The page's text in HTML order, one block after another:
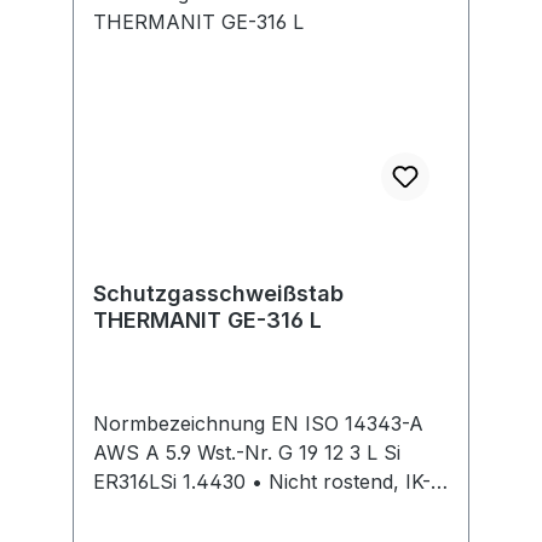
Schutzgasschweißstab
THERMANIT GE-316 L
Normbezeichnung EN ISO 14343-A
AWS A 5.9 Wst.-Nr. G 19 12 3 L Si
ER316LSi 1.4430 • Nicht rostend, IK-